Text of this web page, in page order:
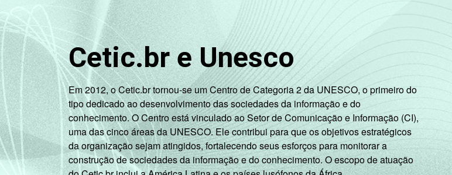
Cetic.br e Unesco
Em 2012, o Cetic.br tornou-se um Centro de Categoria 2 da UNESCO, o primeiro do
tipo dedicado ao desenvolvimento das sociedades da informação e do
conhecimento. O Centro está vinculado ao Setor de Comunicação e Informação (CI),
uma das cinco áreas da UNESCO. Ele contribui para que os objetivos estratégicos
da organização sejam atingidos, fortalecendo seus esforços para monitorar a
construção de sociedades da informação e do conhecimento. O escopo de atuação